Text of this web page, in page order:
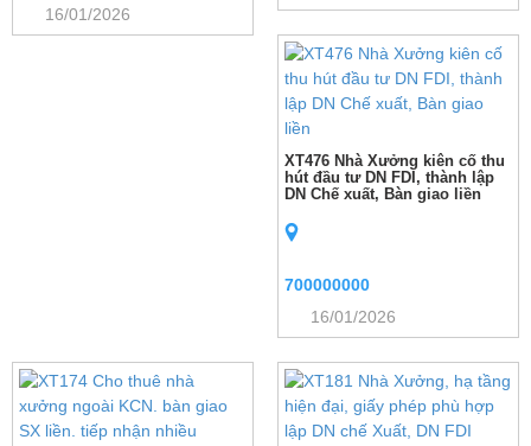
16/01/2026
XT476 Nhà Xưởng kiên cố thu
hút đầu tư DN FDI, thành lập
DN Chế xuất, Bàn giao liền
700000000
16/01/2026